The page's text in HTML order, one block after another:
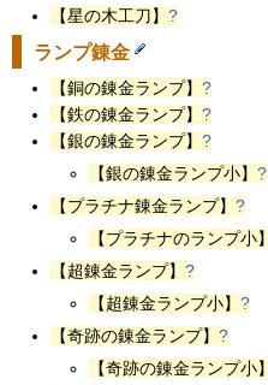
【星の木工刀】 ?
ランプ錬金
【銅の錬金ランプ】 ?
【鉄の錬金ランプ】 ?
【銀の錬金ランプ】 ?
【銀の錬金ランプ小】 ?
【プラチナ錬金ランプ】 ?
【プラチナのランプ小】
【超錬金ランプ】 ?
【超錬金ランプ小】 ?
【奇跡の錬金ランプ】 ?
【奇跡の錬金ランプ小】